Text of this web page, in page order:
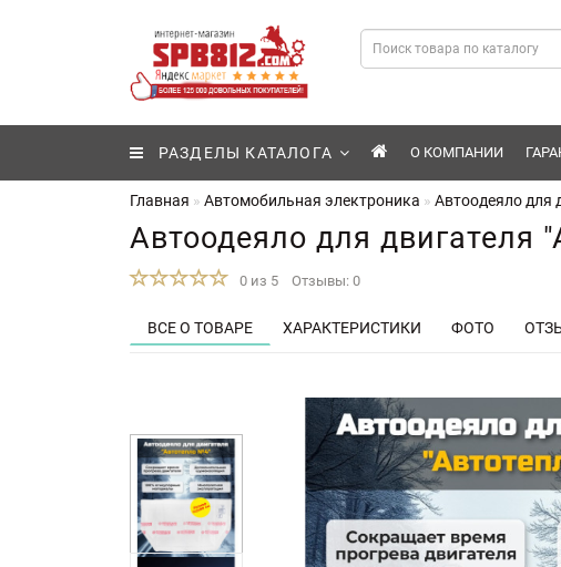
РАЗДЕЛЫ КАТАЛОГА О КОМПАНИИ
Главная Автомобильная электроника Автоодеяло для
Автоодеяло для двигателя
0 из 5 Отзывы: 0
ВСЕ О ТОВАРЕ ХАРАКТЕРИСТИКИ ФОТО